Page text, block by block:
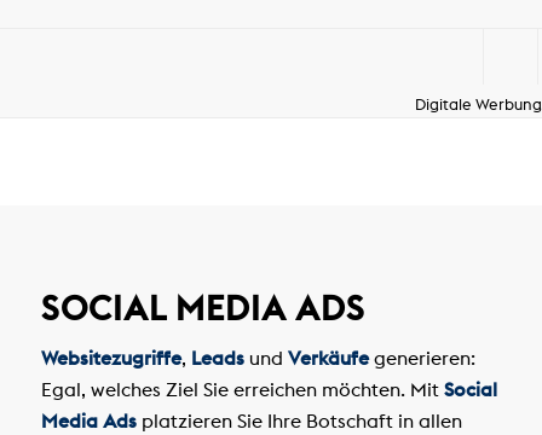
Digitale Werbung
SOCIAL MEDIA ADS
Websitezugriffe, Leadsund Verkäufegenerieren:
Egal, welches Ziel Sie erreichen möchten. Mit Social
Media Adsplatzieren Sie Ihre Botschaft in allen